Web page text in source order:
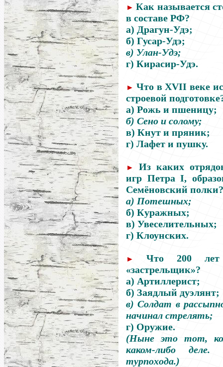
► Как называется
в составе РФ?
а) Драгун-Удэ;
б) Гусар-Удэ;
в) Улан-Удэ;
г) Кирасир-Удэ.
► Что в XVII веке
строевой
а) Рожь и пшеницу;
б) Сено и солому;
в) Кнут и пряник;
г) Лафет и пушку.
►
Из каких
игр Петра I,
Семёновский полки?
а) Потешных;
б) Куражных;
в) Увеселительных;
г) Клоунских.
►
Что 200 лет
«застрельщик»?
а) Артиллерист;
б) Заядлый дуэлянт;
в) Солдат в
начинал стрелять;
г) Оружие.
(Ныне это тот,
каком-либо деле.
турпохода.)